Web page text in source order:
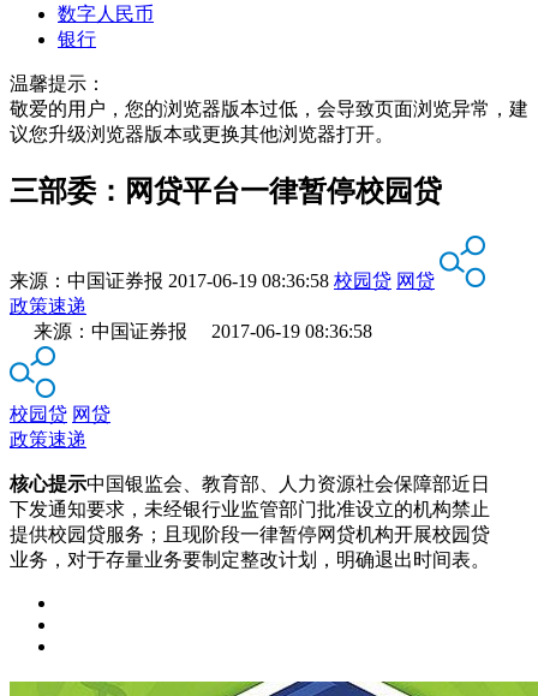
数字人民币
银行
温馨提示：
敬爱的用户，您的浏览器版本过低，会导致页面浏览异常，建
议您升级浏览器版本或更换其他浏览器打开。
三部委：网贷平台一律暂停校园贷
来源： 中国证券报 2017-06-19 08:36:58 校园贷 网贷
政策速递
来源：中国证券报 2017-06-19 08:36:58
校园贷 网贷
政策速递
核心提示中国银监会、教育部、人力资源社会保障部近日
下发通知要求，未经银行业监管部门批准设立的机构禁止
提供校园贷服务；且现阶段一律暂停网贷机构开展校园贷
业务，对于存量业务要制定整改计划，明确退出时间表。